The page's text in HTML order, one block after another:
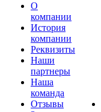
О
компании
История
компании
Реквизиты
Наши
партнеры
Наша
команда
Отзывы